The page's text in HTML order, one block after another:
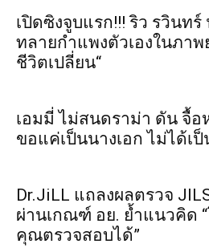
เปิดซิงจูบแรก!!! ริว รวินท
ทลายกำแพงตัวเองในภาพ
ชีวิตเปลี่ยน“
เอมมี่ ไม่สนดราม่า ดัน จื้อ
ขอแค่เป็นนางเอก ไม่ได้เ
Dr.JiLL แถลงผลตรวจ
ผ่านเกณฑ์ อย. ย้ำแนวคิด
คุณตรวจสอบได้”